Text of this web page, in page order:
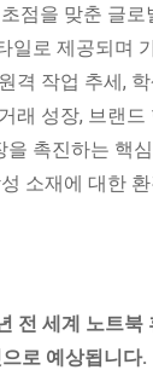
점을 맞춘 글
일로 제공되며
격 작업 추세,
래 성장, 브랜
을 촉진하는 핵
소재에 대한
전 세계 노트북
로 예상됩니다.